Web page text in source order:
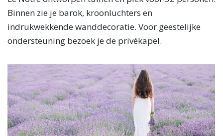
Binnen zie je barok, kroonluchters en
indrukwekkende wanddecoratie. Voor geestelijke
ondersteuning bezoek je de privékapel.